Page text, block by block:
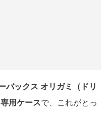
バックス オリガミ（ドリ
用ケースで、これがとっ